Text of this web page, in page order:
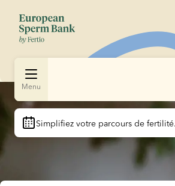
Menu
Simplifiez votre parcours de fertilité.
Slide 1 of 1